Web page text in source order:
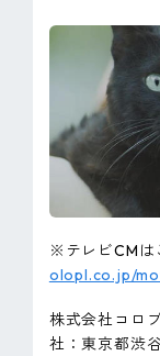
ピンマーク
EN
※テレビCM
olopl.co.jp/
株式会社コロ
社：東京都渋